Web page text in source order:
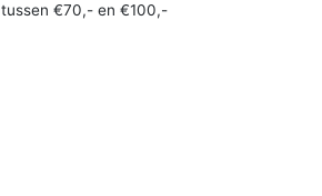
tussen €70,- en €100,-